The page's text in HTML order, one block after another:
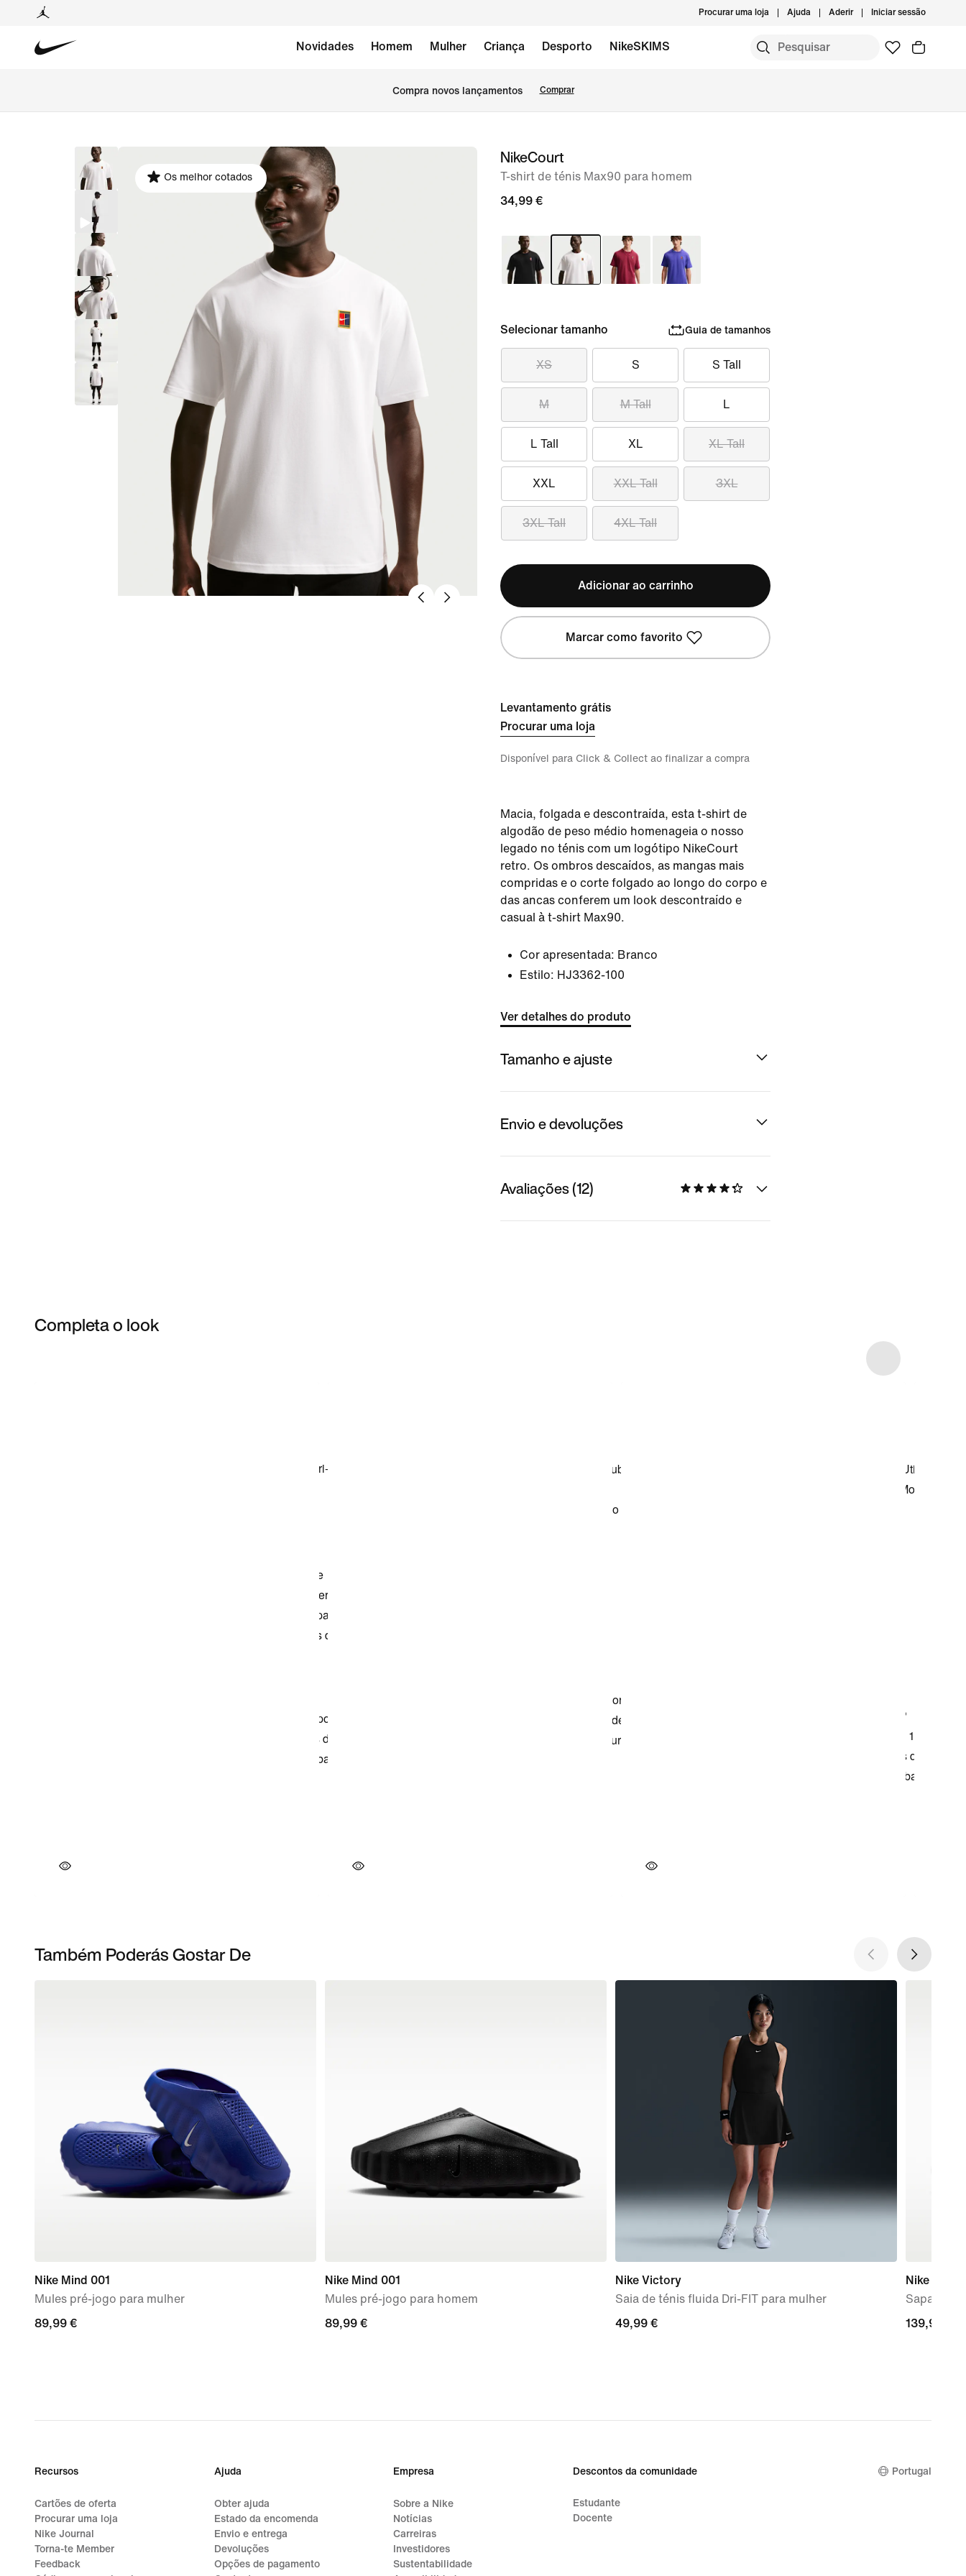
Procurar uma loja Ajuda Aderir Iniciar sessão
Novidades Homem Mulher Criança Desporto NikeSKIMS
Compra novos lançamentos Comprar
imagem
Os melhor cotados
NikeCourt
T-shirt de ténis Max90 para homem
34,99 €
Selecionar tamanho Guia de tamanhos
XS S S Tall
M M Tall L
L Tall XL XL Tall
XXL XXL Tall 3XL
3XL Tall 4XL Tall
Adicionar ao carrinho
Marcar como favorito
Levantamento grátis
Procurar uma loja
Disponível para Click & Collect ao finalizar a compra
Macia, folgada e descontraída, esta t-shirt de
algodão de peso médio homenageia o nosso
legado no ténis com um logótipo NikeCourt
retro. Os ombros descaídos, as mangas mais
compridas e o corte folgado ao longo do corpo e
das ancas conferem um look descontraído e
casual à t-shirt Max90.
Cor apresentada: Branco
Estilo: HJ3362-100
Ver detalhes do produto
Tamanho e ajuste
Envio e devoluções
Avaliações (12)
Completa o look
Também Poderás Gostar De
Nike Mind 001
Mules pré-jogo para mulher
89,99
89,99 €
Nike Mind 001
Mules pré-jogo para homem
89,99
89,99 €
Nike Victory
Saia de ténis fluida Dri-FIT para mulher
49,99
49,99 €
Nike
139,99
139,99 €
Recursos
Cartões de oferta
Procurar uma loja
Nike Journal
Torna-te Member
Feedback
Ajuda
Obter ajuda
Estado da encomenda
Envio e entrega
Devoluções
Opções de pagamento
Empresa
Sobre a Nike
Notícias
Carreiras
Investidores
Sustentabilidade
Descontos da comunidade
Estudante
Docente
Portugal